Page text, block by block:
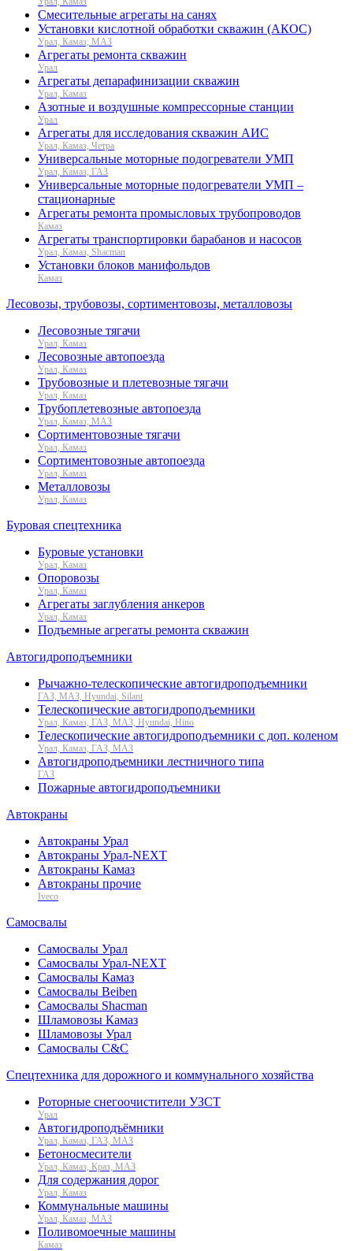
Смесительные агрегаты на санях
Установки кислотной обработки скважин (АКОС)
Урал, Камаз, МАЗ
Агрегаты ремонта скважин
Урал
Агрегаты депарафинизации скважин
Урал, Камаз
Азотные и воздушные компрессорные станции
Урал
Агрегаты для исследования скважин АИС
Урал, Камаз, Четра
Универсальные моторные подогреватели УМП
Урал, Камаз, ГАЗ
Универсальные моторные подогреватели УМП –
стационарные
Агрегаты ремонта промысловых трубопроводов
Камаз
Агрегаты транспортировки барабанов и насосов
Урал, Камаз, Shacman
Установки блоков манифольдов
Камаз
Лесовозы, трубовозы, сортиментовозы, металловозы
Лесовозные тягачи
Урал, Камаз
Лесовозные автопоезда
Урал, Камаз
Трубовозные и плетевозные тягачи
Урал, Камаз
Трубоплетевозные автопоезда
Урал, Камаз, МАЗ
Сортиментовозные тягачи
Урал, Камаз
Сортиментовозные автопоезда
Урал, Камаз
Металловозы
Урал, Камаз
Буровая спецтехника
Буровые установки
Урал, Камаз
Опоровозы
Урал, Камаз
Агрегаты заглубления анкеров
Урал, Камаз
Подъемные агрегаты ремонта скважин
Автогидроподъемники
Рычажно-телескопические автогидроподъемники
ГАЗ, МАЗ, Hyundai, Silant
Телескопические автогидроподъемники
Урал, Камаз, ГАЗ, МАЗ, Hyundai, Hino
Телескопические автогидроподъемники с доп. коленом
Урал, Камаз, ГАЗ, МАЗ
Автогидроподъемники лестничного типа
ГАЗ
Пожарные автогидроподъемники
Автокраны
Автокраны Урал
Автокраны Урал-NEXT
Автокраны Камаз
Автокраны прочие
Iveco
Самосвалы
Самосвалы Урал
Самосвалы Урал-NEXT
Самосвалы Камаз
Самосвалы Beiben
Самосвалы Shacman
Шламовозы Камаз
Шламовозы Урал
Самосвалы C&C
Спецтехника для дорожного и коммунального хозяйства
Роторные снегоочистители УЗСТ
Урал
Автогидроподъёмники
Урал, Камаз, ГАЗ, МАЗ
Бетоносмесители
Урал, Камаз, Краз, МАЗ
Для содержания дорог
Урал, Камаз
Коммунальные машины
Урал, Камаз, МАЗ
Поливомоечные машины
Камаз